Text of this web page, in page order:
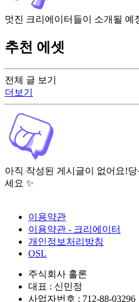
전체 글 보기
더보기
아직 작성된 게시글이 없어요!
세요 ✨
멋진 크리에이터들이 소개될 예
추천 에셋
이용약관
이용약관 - 크리에이터
개인정보처리방침
OSL
주식회사 홀론
대표 : 신민정
사업자번호 : 712-88-03296